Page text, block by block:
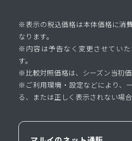
※表示の税込価格は本体価格に消
なります。
※内容は予告なく変更させてい
す。
※比較対照価格は、シーズン当初価
※ご利用環境・設定などにより、
る、または正しく表示されない場合